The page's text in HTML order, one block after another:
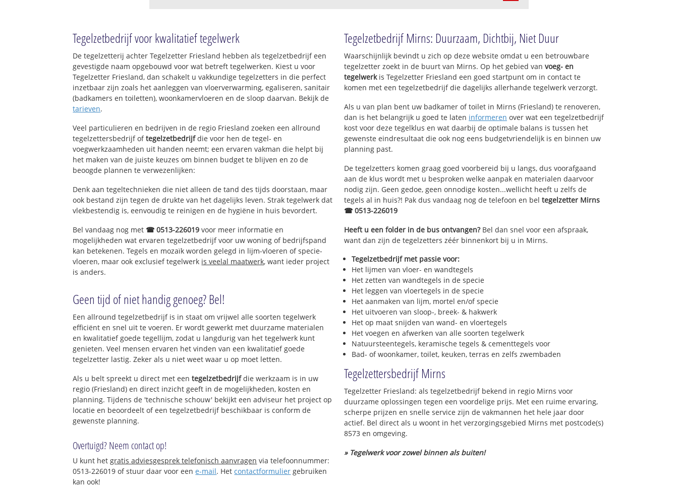
Tegelzetbedrijf voor kwalitatief tegelwerk
De tegelzetterij achter Tegelzetter Friesland hebben als tegelzetbedrijf een
gevestigde naam opgebouwd voor wat betreft tegelwerken. Kiest u voor
Tegelzetter Friesland, dan schakelt u vakkundige tegelzetters in die perfect
inzetbaar zijn zoals het aanleggen van vloerverwarming, egaliseren, sanitair
(badkamers en toiletten), woonkamervloeren en de sloop daarvan. Bekijk de
tarieven.
Veel particulieren en bedrijven in de regio Friesland zoeken een allround
tegelzettersbedrijf oftegelzetbedrijfdie voor hen de tegel- en
voegwerkzaamheden uit handen neemt; een ervaren vakman die helpt bij
het maken van de juiste keuzes om binnen budget te blijven en zo de
beoogde plannen te verwezenlijken:
Denk aan tegeltechnieken die niet alleen de tand des tijds doorstaan, maar
ook bestand zijn tegen de drukte van het dagelijks leven. Strak tegelwerk dat
vlekbestendig is, eenvoudig te reinigen en de hygiëne in huis bevordert.
Bel vandaag nog met ☎ 0513-226019 voor meer informatie en
mogelijkheden wat ervaren tegelzetbedrijf voor uw woning of bedrijfspand
kan betekenen. Tegels en mozaïk worden gelegd in lijm-vloeren of specie-
vloeren, maar ook exclusief tegelwerk is veelal maatwerk, want ieder project
is anders.
Geen tijd of niet handig genoeg? Bel!
Een allround tegelzetbedrijf is in staat om vrijwel alle soorten tegelwerk
efficiënt en snel uit te voeren. Er wordt gewerkt met duurzame materialen
en kwalitatief goede tegellijm, zodat u langdurig van het tegelwerk kunt
genieten. Veel mensen ervaren het vinden van een kwalitatief goede
tegelzetter lastig. Zeker als u niet weet waar u op moet letten.
Als u belt spreekt u direct met eentegelzetbedrijfdie werkzaam is in uw
regio (Friesland) en direct inzicht geeft in de mogelijkheden, kosten en
planning. Tijdens de 'technische schouw' bekijkt een adviseur het project op
locatie en beoordeelt of een tegelzetbedrijf beschikbaar is conform de
gewenste planning.
Overtuigd? Neem contact op!
U kunt hetgratis adviesgesprek telefonisch aanvragen via telefoonnummer:
0513-226019 of stuur daar voor eene-mail. Hetcontactformulier gebruiken
kan ook!
Tegelzetbedrijf Mirns: Duurzaam, Dichtbij, Niet Duur
Waarschijnlijk bevindt u zich op deze website omdat u een betrouwbare
tegelzetter zoekt in de buurt van Mirns. Op het gebied van voeg- en
tegelwerkis Tegelzetter Friesland een goed startpunt om in contact te
komen met een tegelzetbedrijf die dagelijks allerhande tegelwerk verzorgt.
Als u van plan bent uw badkamer of toilet in Mirns (Friesland) te renoveren,
dan is het belangrijk u goed te laten informeren over wat een tegelzetbedrijf
kost voor deze tegelklus en wat daarbij de optimale balans is tussen het
gewenste eindresultaat die ook nog eens budgetvriendelijk is en binnen uw
planning past.
De tegelzetters komen graag goed voorbereid bij u langs, dus voorafgaand
aan de klus wordt met u besproken welke aanpak en materialen daarvoor
nodig zijn. Geen gedoe, geen onnodige kosten...wellicht heeft u zelfs de
tegels al in huis?! Pak dus vandaag nog de telefoon en bel tegelzetter Mirns
☎ 0513-226019
Heeft u een folder in de bus ontvangen?Bel dan snel voor een afspraak,
want dan zijn de tegelzetters zéér binnenkort bij u in Mirns.
Tegelzetbedrijf met passie voor:
Het lijmen van vloer- en wandtegels
Het zetten van wandtegels in de specie
Het leggen van vloertegels in de specie
Het aanmaken van lijm, mortel en/of specie
Het uitvoeren van sloop-, breek- & hakwerk
Het op maat snijden van wand- en vloertegels
Het voegen en afwerken van alle soorten tegelwerk
Natuursteentegels, keramische tegels & cementtegels voor
Bad- of woonkamer, toilet, keuken, terras en zelfs zwembaden
Tegelzettersbedrijf Mirns
Tegelzetter Friesland: als tegelzetbedrijf bekend in regio Mirns voor
duurzame oplossingen tegen een voordelige prijs. Met een ruime ervaring,
scherpe prijzen en snelle service zijn de vakmannen het hele jaar door
actief. Bel direct als u woont in het verzorgingsgebied Mirns met postcode(s)
8573 en omgeving.
» Tegelwerk voor zowel binnen als buiten!